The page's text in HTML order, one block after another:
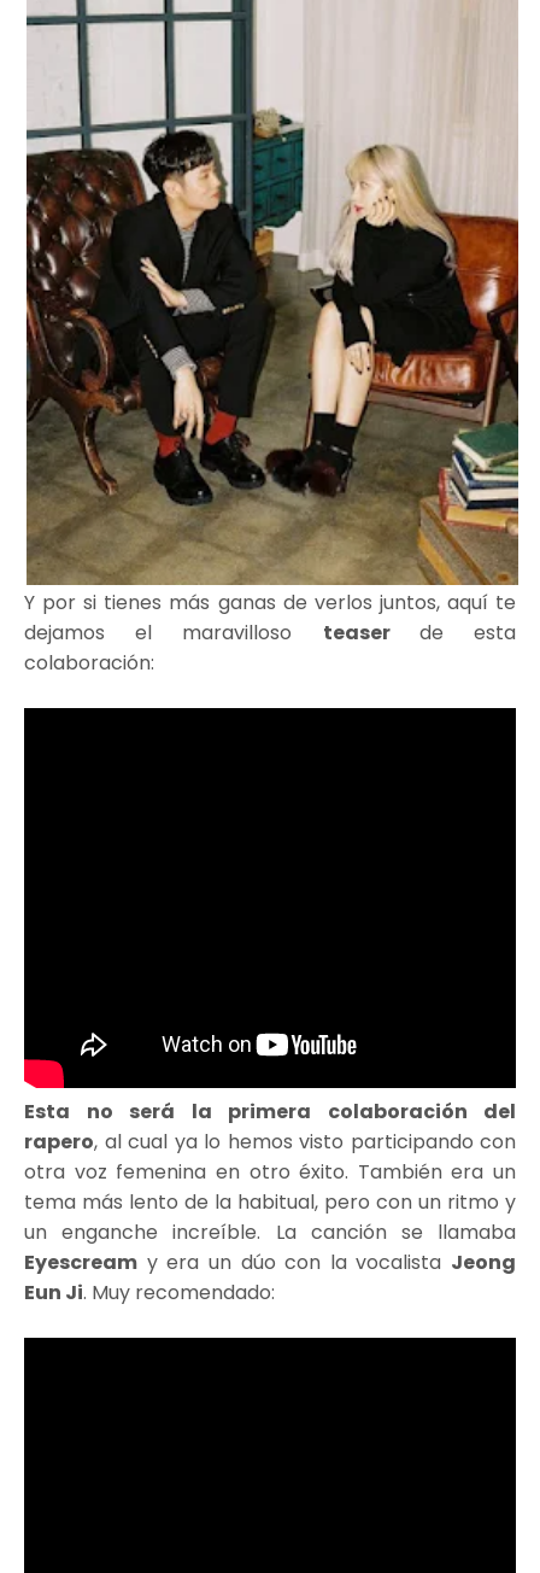
Y por si tienes más ganas de verlos juntos, aquí te
dejamos el maravilloso teaser de esta
colaboración:
Esta no será la primera colaboración del
rapero, al cual ya lo hemos visto participando con
otra voz femenina en otro éxito. También era un
tema más lento de la habitual, pero con un ritmo y
un enganche increíble. La canción se llamaba
Eyescream y era un dúo con la vocalista Jeong
Eun Ji. Muy recomendado: